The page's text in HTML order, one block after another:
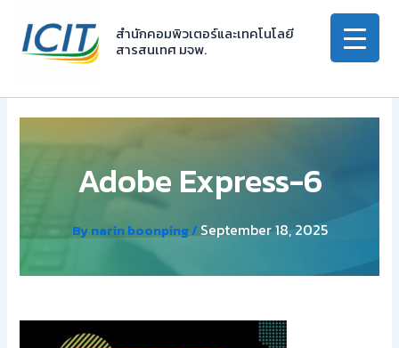
content
สำนักคอมพิวเตอร์และเทคโนโลยี
สารสนเทศ มจพ.
Adobe Express-6
Bynarin boonping/ September 18, 2025